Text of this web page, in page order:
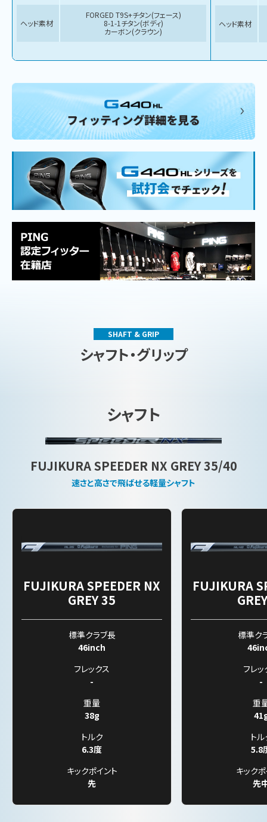
ヘッド素材
FORGED T9S+チタン(フェース)
8-1-1チタン(ボディ)
カーボン(クラウン)
ヘッド素材
SHAFT & GRIP
シャフト・グリップ
シャフト
FUJIKURA SPEEDER NX GREY 35/40
速さと高さで飛ばせる軽量シャフト
FUJIKURA SPEEDER NX
GREY 35
標準クラブ長
46inch
フレックス
-
重量
38g
トルク
6.3度
キックポイント
先
FUJIKURA
標準ク
フレッ
-
重
ト
5.8
キック
先